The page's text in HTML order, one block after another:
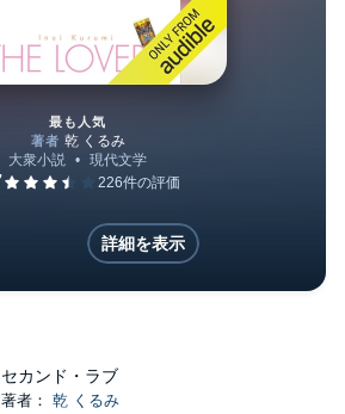
イニシエーション・ラブ
最も人気
詳細を表示
セカンド・ラブ
著者： 乾 くるみ